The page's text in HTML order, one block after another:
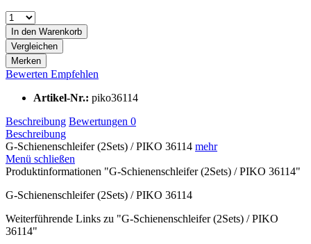
In den Warenkorb
Vergleichen
Merken
Bewerten Empfehlen
Artikel-Nr.: piko36114
Beschreibung Bewertungen 0
Beschreibung
G-Schienenschleifer (2Sets) / PIKO 36114 mehr
Menü schließen
Produktinformationen "G-Schienenschleifer (2Sets) / PIKO 36114"
G-Schienenschleifer (2Sets) / PIKO 36114
Weiterführende Links zu "G-Schienenschleifer (2Sets) / PIKO
36114"